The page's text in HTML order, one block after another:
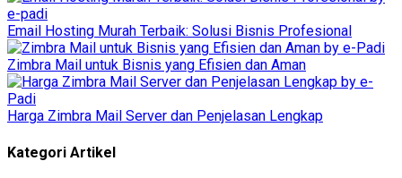
Email Hosting Murah Terbaik: Solusi Bisnis Profesional
Zimbra Mail untuk Bisnis yang Efisien dan Aman
Harga Zimbra Mail Server dan Penjelasan Lengkap
Kategori Artikel